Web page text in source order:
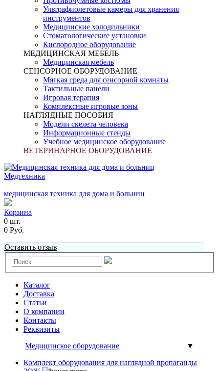
Ультрафиолетовые камеры для хранения
инструментов
Медицинские холодильники
Стоматологические установки
Кислородное оборудование
МЕДИЦИНСКАЯ МЕБЕЛЬ
Медицинская мебель
СЕНСОРНОЕ ОБОРУДОВАНИЕ
Мягкая среда для сенсорной комнаты
Тактильные панели
Игровая терапия
Комплексные игровые зоны
НАГЛЯДНЫЕ ПОСОБИЯ
Модели скелета человека
Информационные стенды
Учебное медицинское оборудование
ВЕТЕРИНАРНОЕ ОБОРУДОВАНИЕ
Медтехника
медицинская техника для дома и больниц
Корзина
0 шт.
0 Руб.
Оставить отзыв
Каталог
Доставка
Статьи
О компании
Контакты
Реквизиты
Медицинское оборудование
▼
Комплект оборудования для наглядной пропаганды